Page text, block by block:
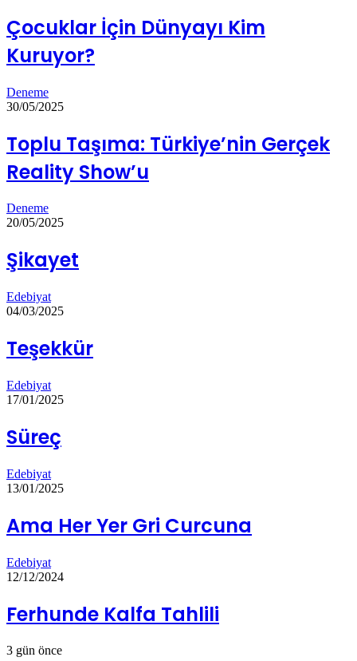
Çocuklar İçin Dünyayı Kim
Kuruyor?
Deneme
30/05/2025
Toplu Taşıma: Türkiye’nin Gerçek
Reality Show’u
Deneme
20/05/2025
Şikayet
Edebiyat
04/03/2025
Teşekkür
Edebiyat
17/01/2025
Süreç
Edebiyat
13/01/2025
Ama Her Yer Gri Curcuna
Edebiyat
12/12/2024
Ferhunde Kalfa Tahlili
3 gün önce